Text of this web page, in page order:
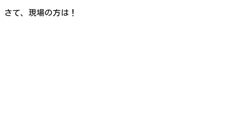
さて、現場の方は！